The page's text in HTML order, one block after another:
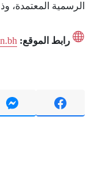
الرسمية المعتمدة،
رابط الموقع: